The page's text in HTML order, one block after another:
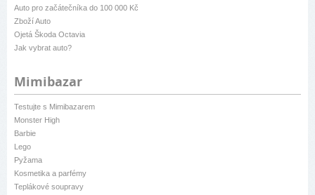
Auto pro začátečníka do 100 000 Kč
Zboží Auto
Ojetá Škoda Octavia
Jak vybrat auto?
Mimibazar
Testujte s Mimibazarem
Monster High
Barbie
Lego
Pyžama
Kosmetika a parfémy
Teplákové soupravy